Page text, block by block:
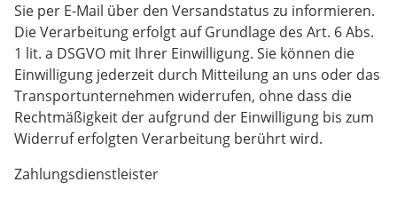
Sie per E-Mail über den Versandstatus zu informieren.
Die Verarbeitung erfolgt auf Grundlage des Art. 6 Abs.
1 lit. a DSGVO mit Ihrer Einwilligung. Sie können die
Einwilligung jederzeit durch Mitteilung an uns oder das
Transportunternehmen widerrufen, ohne dass die
Rechtmäßigkeit der aufgrund der Einwilligung bis zum
Widerruf erfolgten Verarbeitung berührt wird.
Zahlungsdienstleister